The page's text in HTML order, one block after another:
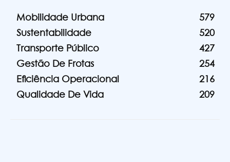
Mobilidade Urbana
579
Sustentabilidade
520
Transporte Público
427
Gestão De Frotas
254
Eficiência Operacional
216
Qualidade De Vida
209